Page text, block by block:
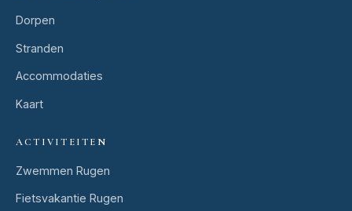
Dorpen
Stranden
Accommodaties
Kaart
ACTIVITEITEN
Zwemmen Rugen
Fietsvakantie Rugen